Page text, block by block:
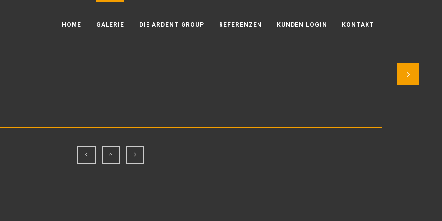
HOME GALERIE DIE ARDENT GROUP REFERENZEN KUNDEN LOGIN KONTAKT